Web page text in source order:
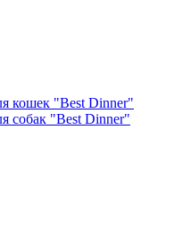
кошек "Best Dinner"
собак "Best Dinner"